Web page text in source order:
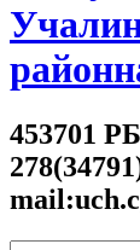
453701